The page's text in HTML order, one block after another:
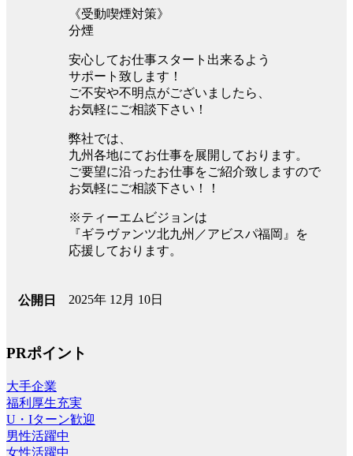
《受動喫煙対策》
分煙
安心してお仕事スタート出来るよう
サポート致します！
ご不安や不明点がございましたら、
お気軽にご相談下さい！
弊社では、
九州各地にてお仕事を展開しております。
ご要望に沿ったお仕事をご紹介致しますので
お気軽にご相談下さい！！
※ティーエムビジョンは
『ギラヴァンツ北九州／アビスパ福岡』を
応援しております。
公開日 2025年 12月 10日
PRポイント
大手企業
福利厚生充実
U・Iターン歓迎
男性活躍中
女性活躍中